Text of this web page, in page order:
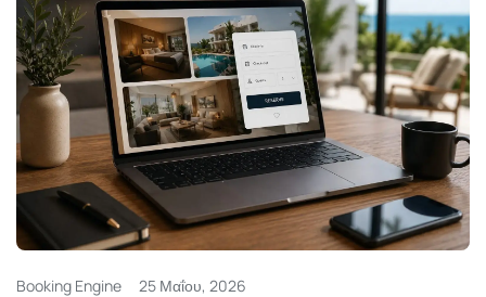
Blog
Επικοινωνία
KΛΕΊΣΤΕ DEMO
English
Ελληνικά
Booking Engine 25 Μαΐου, 2026